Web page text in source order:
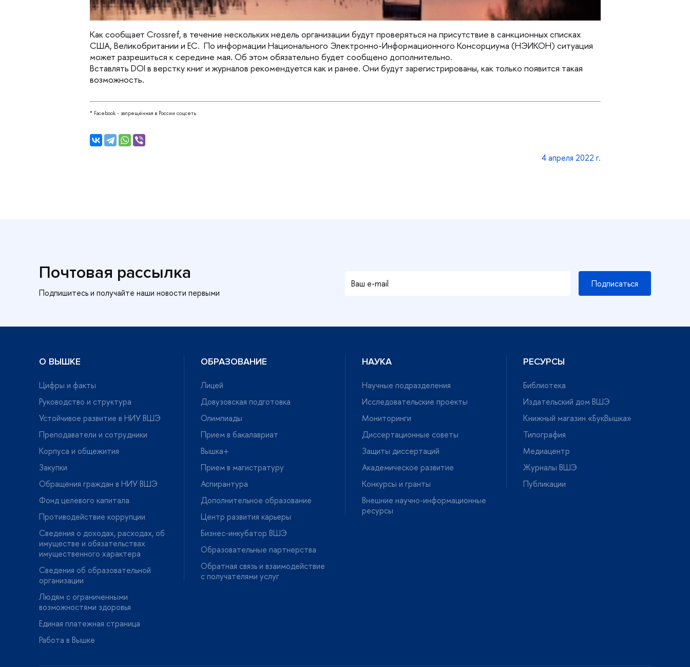
Как сообщает Crossref, в течение нескольких недель организации будут проверяться на присутствие в санкционных списках
США, Великобритании и ЕС. По информации Национального Электронно-Информационного Консорциума (НЭИКОН) ситуация
может разрешиться к середине мая. Об этом обязательно будет сообщено дополнительно.
Вставлять DOI в верстку книг и журналов рекомендуется как и ранее. Они будут зарегистрированы, как только появится такая
возможность.
* Facebook - запрещённая в России соцсеть
4 апреля 2022 г.
Почтовая рассылка
Подписаться
О ВЫШКЕ
Цифры и факты
Руководство и структура
Устойчивое развитие в НИУ ВШЭ
Преподаватели и сотрудники
Корпуса и общежития
Закупки
Обращения граждан в НИУ ВШЭ
Фонд целевого капитала
Противодействие коррупции
Сведения о доходах, расходах, о
имуществе и обязательствах
имущественного характера
Сведения об образовательной
организации
Людям с ограниченными
озможностями здоровья
Единая платежная страница
Работа в Вышке
ОБРАЗОВАНИЕ
Лицей
Довузовская подготовка
Олимпиады
Прием в бакалавриат
ышка+
Прием в магистратуру
Аспирантура
Дополнительное образование
Центр развития карьеры
Бизнес-инкубатор ВШЭ
Образовательные партнерства
Обратная связь и взаимодействие
с получателями услу
НАУКА
Научные подразделения
Исследовательские проекты
Мониторинги
Диссертационные советы
Защиты диссертаций
Академическое развитие
Конкурсы и гранты
нешние научно-информационные
ресурсы
РЕСУРСЫ
Библиотека
Издательский дом ВШЭ
Книжный магазин «БукВышка»
Типография
Медиацентр
Журналы ВШЭ
Публикации